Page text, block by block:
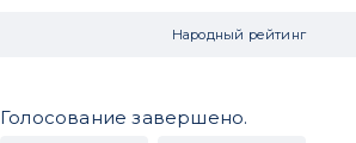
Народный рейтинг
Голосование завершено.